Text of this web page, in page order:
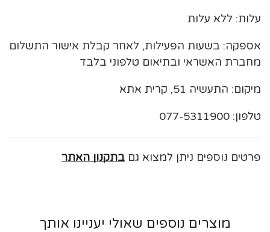
עלות: ללא עלות
אספקה: בשעות הפעילות, לאחר קבלת אישור התשלום
מחברת האשראי ובתיאום טלפוני בלבד
מיקום: התעשיה 51, קרית אתא
טלפון: 077-5311900
פרטים נוספים ניתן למצוא גם בתקנון האתר
מוצרים נוספים שאולי יעניינו אותך